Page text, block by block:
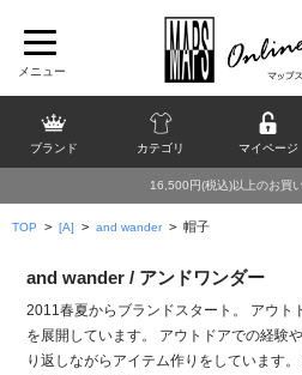
ブランド カテゴリ マイページ
16,500円(税込)以上のお買
TOP > [A] > and wander > 帽子
and wander / アンドワンダー
2011春夏からブランドスタート。 アウト
を展開しています。 アウトドアでの経験
り返しながらアイテム作りをしています